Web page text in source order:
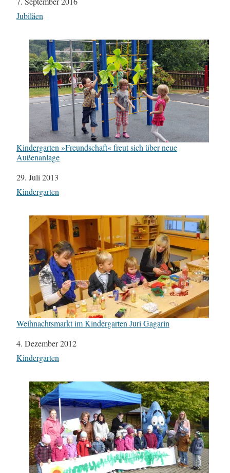
In Bezug auf
Jubiläen
Kindergarten »Freundschaft« freut sich über neue
Außenanlage
Datum
29. Juli 2013
In Bezug auf
Kindergarten
Weihnachtsmarkt im Kindergarten Juri Gagarin
Datum
4. Dezember 2012
In Bezug auf
Kindergarten